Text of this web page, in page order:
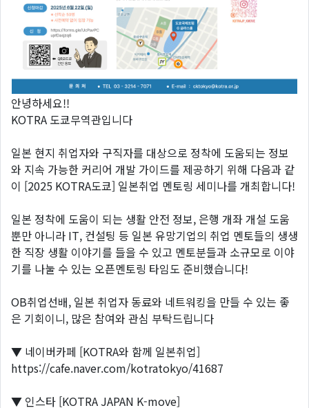
안녕하세요!!
KOTRA 도쿄무역관입니다
일본 현지 취업자와 구직자를 대상으로 정착에 도움되는 정보
와 지속 가능한 커리어 개발 가이드를 제공하기 위해 다음과 같
이 [2025 KOTRA도쿄] 일본취업 멘토링 세미나를 개최합니다!
일본 정착에 도움이 되는 생활 안전 정보, 은행 개좌 개설 도움
뿐만 아니라 IT, 컨설팅 등 일본 유망기업의 취업 멘토들의 생생
한 직장 생활 이야기를 들을 수 있고 멘토분들과 소규모로 이야
기를 나눌 수 있는 오픈멘토링 타임도 준비했습니다!
OB취업선배, 일본 취업자 동료와 네트워킹을 만들 수 있는 좋
은 기회이니, 많은 참여와 관심 부탁드립니다
▼ 네이버카페 [KOTRA와 함께 일본취업]
https://cafe.naver.com/kotratokyo/41687
▼ 인스타 [KOTRA JAPAN K-move]